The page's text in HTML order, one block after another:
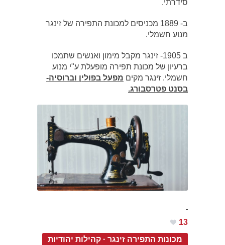
סידרתי.
ב- 1889 מכניסים למכונת התפירה של זינגר
מנוע חשמלי.
ב 1905- זינגר מקבל מימון ואנשים שתמכו
ברעיון של מכונת תפירה מופעלת ע"י מנוע
חשמלי. זינגר מקים מפעל בפולין וברוסיה-
בסנט פטרסבורג.
13
מכונות התפירה זינגר · קהילות יהודיות